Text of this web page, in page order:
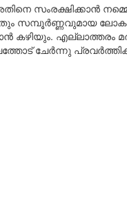
സംരക്ഷിക്കാൻ
സമ്പൂർണ്ണവുമായ
കഴിയും. എല്ലാത്തരം
ചേർന്നു